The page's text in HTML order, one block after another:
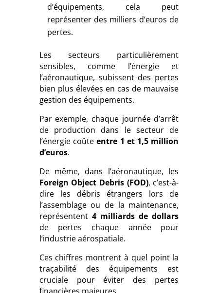
d’équipements, cela peut
représenter des milliers d’euros de
pertes.
Les secteurs particulièrement
sensibles, comme l’énergie et
l’aéronautique, subissent des pertes
bien plus élevées en cas de mauvaise
gestion des équipements.
Par exemple, chaque journée d’arrêt
de production dans le secteur de
l’énergie coûteentre 1 et 1,5 million
d’euros.
De même, dans l’aéronautique, les
Foreign Object Debris (FOD), c’est-à-
dire les débris étrangers lors de
l’assemblage ou de la maintenance,
représentent 4 milliards de dollars
de pertes chaque année pour
l’industrie aérospatiale.
Ces chiffres montrent à quel point la
traçabilité des équipements est
cruciale pour éviter des pertes